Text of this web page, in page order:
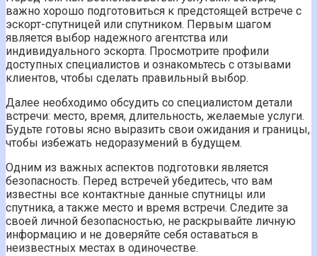
важно хорошо подготовиться к предстоящей встрече с
эскорт-спутницей или спутником. Первым шагом
является выбор надежного агентства или
индивидуального эскорта. Просмотрите профили
доступных специалистов и ознакомьтесь с отзывами
клиентов, чтобы сделать правильный выбор.
Далее необходимо обсудить со специалистом детали
встречи: место, время, длительность, желаемые услуги.
Будьте готовы ясно выразить свои ожидания и границы,
чтобы избежать недоразумений в будущем.
Одним из важных аспектов подготовки является
безопасность. Перед встречей убедитесь, что вам
известны все контактные данные спутницы или
спутника, а также место и время встречи. Следите за
своей личной безопасностью, не раскрывайте личную
информацию и не доверяйте себя оставаться в
неизвестных местах в одиночестве.